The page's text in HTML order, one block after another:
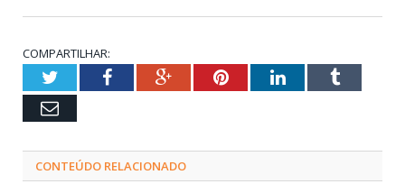
COMPARTILHAR:
TwitterFacebookGoogle+PinterestLinkedInTumblr
Email
CONTEÚDO RELACIONADO